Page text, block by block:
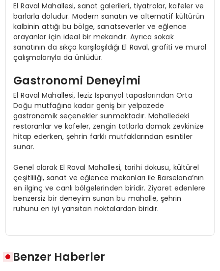
El Raval Mahallesi, sanat galerileri, tiyatrolar, kafeler ve
barlarla doludur. Modern sanatın ve alternatif kültürün
kalbinin attığı bu bölge, sanatseverler ve eğlence
arayanlar için ideal bir mekandır. Ayrıca sokak
sanatının da sıkça karşılaşıldığı El Raval, grafiti ve mural
çalışmalarıyla da ünlüdür.
Gastronomi Deneyimi
El Raval Mahallesi, leziz İspanyol tapaslarından Orta
Doğu mutfağına kadar geniş bir yelpazede
gastronomik seçenekler sunmaktadır. Mahalledeki
restoranlar ve kafeler, zengin tatlarla damak zevkinize
hitap ederken, şehrin farklı mutfaklarından esintiler
sunar.
Genel olarak El Raval Mahallesi, tarihi dokusu, kültürel
çeşitliliği, sanat ve eğlence mekanları ile Barselona’nın
en ilginç ve canlı bölgelerinden biridir. Ziyaret edenlere
benzersiz bir deneyim sunan bu mahalle, şehrin
ruhunu en iyi yansıtan noktalardan biridir.
Benzer Haberler